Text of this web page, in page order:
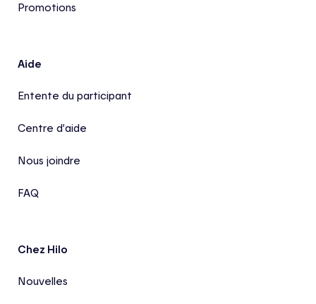
Promotions
Aide
Entente du participant
Centre d’aide
Nous joindre
FAQ
Chez Hilo
Nouvelles